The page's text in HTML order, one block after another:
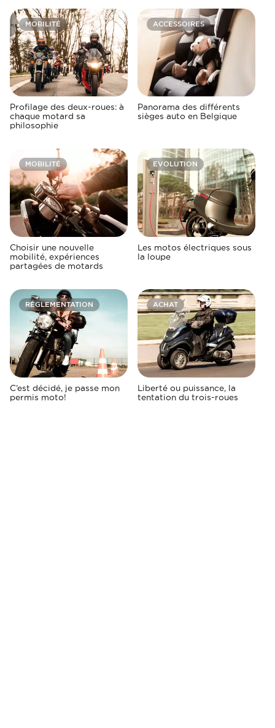
MOBILITÉ
Profilage des deux-roues: à
chaque motard sa
philosophie
ACCESSOIRES
Panorama des différents
sièges auto en Belgique
MOBILITÉ
Choisir une nouvelle
mobilité, expériences
partagées de motards
EVOLUTION
Les motos électriques sous
la loupe
RÉGLEMENTATION
C’est décidé, je passe mon
permis moto!
ACHAT
Liberté ou puissance, la
tentation du trois-roues